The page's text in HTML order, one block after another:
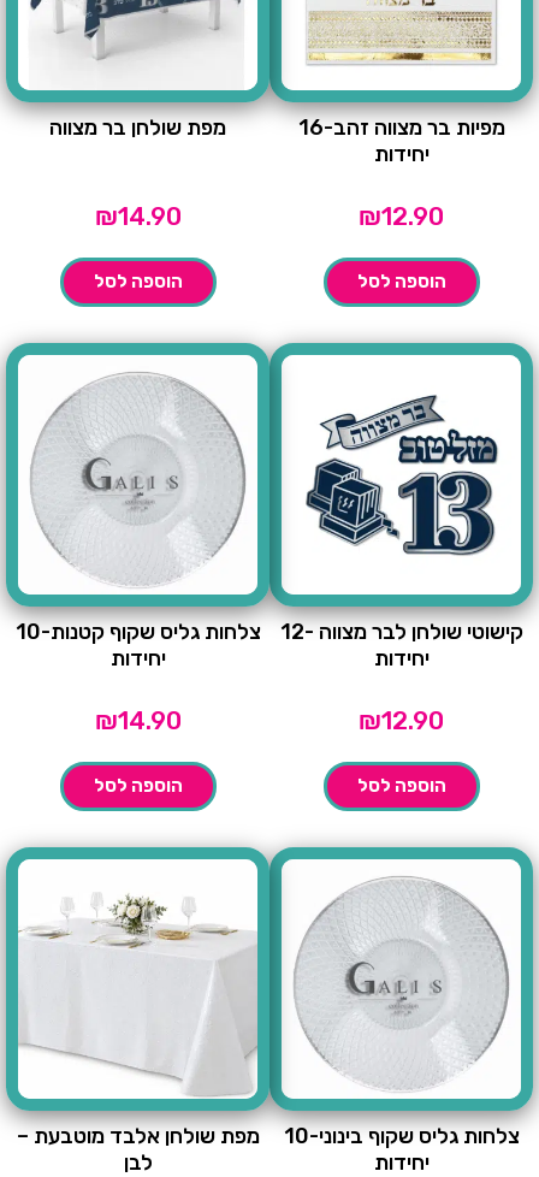
מפיות בר מצווה זהב-16
יחידות
₪12.90
הוספה לסל
מפת שולחן בר מצווה
₪14.90
הוספה לסל
קישוטי שולחן לבר מצווה -12
יחידות
₪12.90
הוספה לסל
צלחות גליס שקוף קטנות-10
יחידות
₪14.90
הוספה לסל
צלחות גליס שקוף בינוני-10
יחידות
מפת שולחן אלבד מוטבעת –
לבן